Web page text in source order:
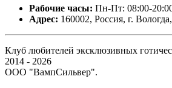
Рабочие часы: Пн-Пт: 08:00-
Адрес: 160002, Россия, г.
Клуб любителей эксклюзивных
2014 - 2026
ООО "ВампСильвер".